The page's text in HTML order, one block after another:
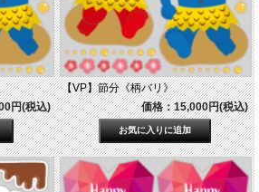
円(税込)
【VP】節分《柄バリ》
価格：15,000円(税込)